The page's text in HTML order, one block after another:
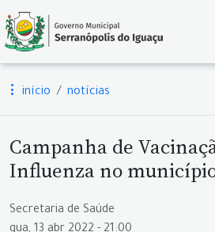
início notícias
Campanha de
Influenza no
Secretaria de Saúde